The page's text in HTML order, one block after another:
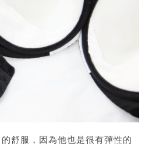
舒服，因為他也是很有彈性的